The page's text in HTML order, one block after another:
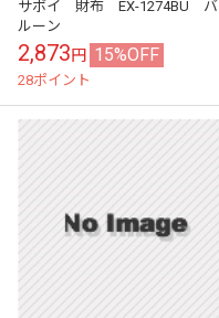
サボイ 財布 EX-1274BU バ
ルーン
2,873円 15%OFF
28ポイント